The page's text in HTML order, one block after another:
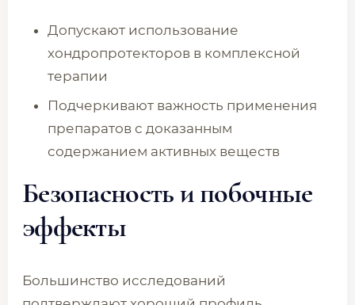
Допускают использование
хондропротекторов в комплексной
терапии
Подчеркивают важность применения
препаратов с доказанным
содержанием активных веществ
Безопасность и побочные
эффекты
Большинство исследований